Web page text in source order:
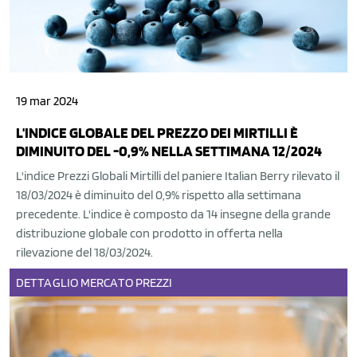
19 mar 2024
L'INDICE GLOBALE DEL PREZZO DEI MIRTILLI È
DIMINUITO DEL -0,9% NELLA SETTIMANA 12/2024
L'indice Prezzi Globali Mirtilli del paniere Italian Berry rilevato il
18/03/2024 è diminuito del 0,9% rispetto alla settimana
precedente. L'indice è composto da 14 insegne della grande
distribuzione globale con prodotto in offerta nella
rilevazione del 18/03/2024.
DETTAGLIO MERCATO PREZZI